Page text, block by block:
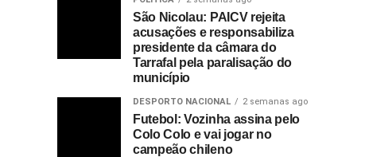
São Nicolau: PAICV rejeita
acusações e responsabiliza
presidente da câmara do
Tarrafal pela paralisação do
município
DESPORTO NACIONAL 2 semanas ago
Futebol: Vozinha assina pelo
Colo Colo e vai jogar no
campeão chileno